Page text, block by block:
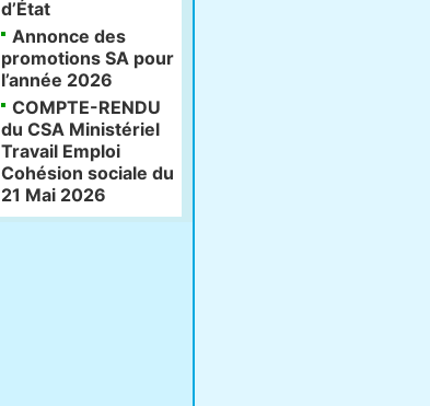
d’État
Annonce des
promotions SA pour
l’année 2026
COMPTE-RENDU
du CSA Ministériel
Travail Emploi
Cohésion sociale du
21 Mai 2026